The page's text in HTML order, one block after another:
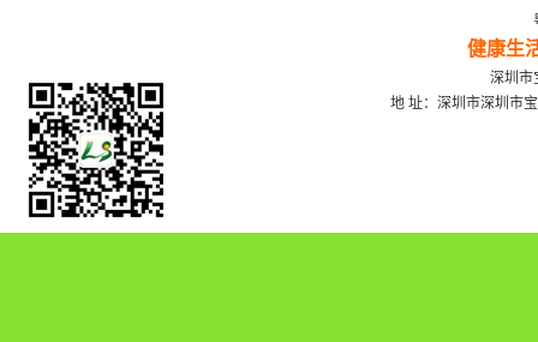
健康生
深圳市
地 址：深圳市深圳市